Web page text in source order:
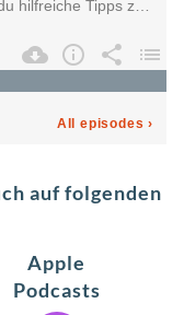
auf folgenden
Apple
Podcasts